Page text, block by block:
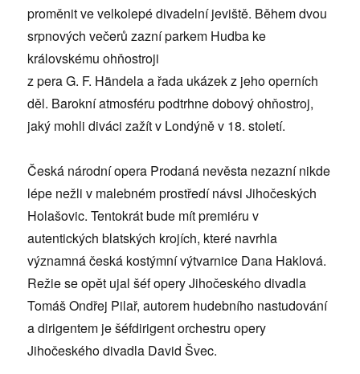
proměnit ve velkolepé divadelní jeviště. Během dvou
srpnových večerů zazní parkem Hudba ke
královskému ohňostroji
z pera G. F. Händela a řada ukázek z jeho operních
děl. Barokní atmosféru podtrhne dobový ohňostroj,
jaký mohli diváci zažít v Londýně v 18. století.
Česká národní opera Prodaná nevěsta nezazní nikde
lépe nežli v malebném prostředí návsi Jihočeských
Holašovic. Tentokrát bude mít premiéru v
autentických blatských krojích, které navrhla
významná česká kostýmní výtvarnice Dana Haklová.
Režie se opět ujal šéf opery Jihočeského divadla
Tomáš Ondřej Pilař, autorem hudebního nastudování
a dirigentem je šéfdirigent orchestru opery
Jihočeského divadla David Švec.